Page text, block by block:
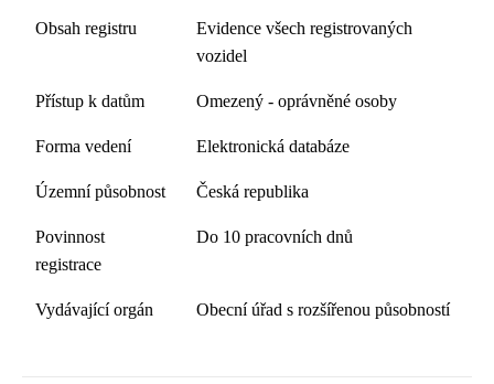
Obsah registru
Evidence všech registrovaných
vozidel
Přístup k datům Omezený - oprávněné osoby
Forma vedení Elektronická databáze
Územní působnost Česká republika
Povinnost
registrace
Do 10 pracovních dnů
Vydávající orgán Obecní úřad s rozšířenou působností